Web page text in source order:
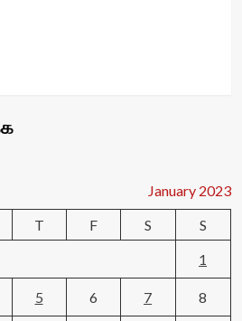
January 2023
T F S
S
1
5 6 7 8